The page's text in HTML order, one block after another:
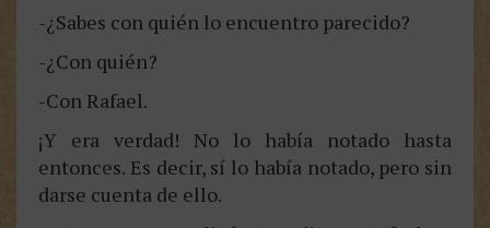
-¿Sabes con quién lo encuentro parecido?
-¿Con quién?
-Con Rafael.
¡Y era verdad! No lo había notado hasta
entonces. Es decir, sí lo había notado, pero sin
darse cuenta de ello.